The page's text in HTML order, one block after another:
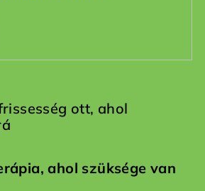
ott, ahol
ahol szüksége van